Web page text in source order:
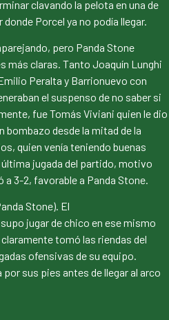
clavando la pelota en una de
Porcel ya no podía llegar.
pero Panda Stone
más claras. Tanto Joaquín Lunghi
Peralta y Barrionuevo con
el suspenso de no saber si
fue Tomás Viviani quien le dio
bombazo desde la mitad de la
quien venía teniendo buenas
jugada del partido, motivo
a 3-2, favorable a Panda Stone.
Stone). El
jugar de chico en ese mismo
tomó las riendas del
ofensivas de su equipo.
sus pies antes de llegar al arco